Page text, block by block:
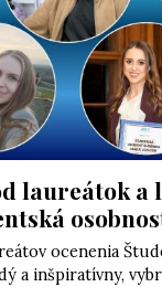
laureátok a
ocenenia
a inšpiratívny,